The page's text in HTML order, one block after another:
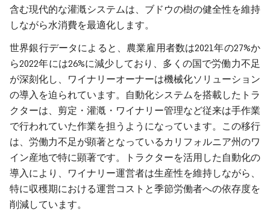
含む現代的な灌漑システムは、ブドウの樹の健全性を維持
しながら水消費を最適化します。
世界銀行データによると、農業雇用者数は2021年の27%か
ら2022年には26%に減少しており、多くの国で労働力不足
が深刻化し、ワイナリーオーナーは機械化ソリューション
の導入を迫られています。自動化システムを搭載したトラ
クターは、剪定・灌漑・ワイナリー管理など従来は手作業
で行われていた作業を担うようになっています。この移行
は、労働力不足が顕著となっているカリフォルニア州のワ
イン産地で特に顕著です。トラクターを活用した自動化の
導入により、ワイナリー運営者は生産性を維持しながら、
特に収穫期における運営コストと季節労働者への依存度を
削減しています。